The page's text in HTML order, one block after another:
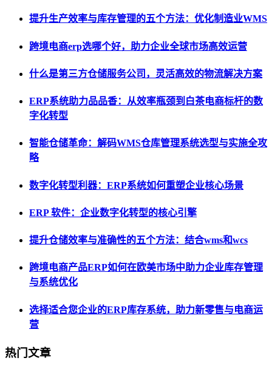
提升生产效率与库存管理的五个方法：优化制造业WMS
跨境电商erp选哪个好，助力企业全球市场高效运营
什么是第三方仓储服务公司，灵活高效的物流解决方案
ERP系统助力品品香：从效率瓶颈到白茶电商标杆的数
字化转型
智能仓储革命：解码WMS仓库管理系统选型与实施全攻
略
数字化转型利器：ERP系统如何重塑企业核心场景
ERP 软件：企业数字化转型的核心引擎
提升仓储效率与准确性的五个方法：结合wms和wcs
跨境电商产品ERP如何在欧美市场中助力企业库存管理
与系统优化
选择适合您企业的ERP库存系统，助力新零售与电商运
营
热门文章